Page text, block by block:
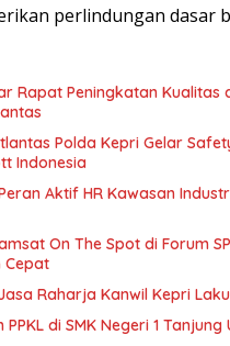
perlindungan dasar
Rapat Peningkatan
Polda Kepri Gelar
Indonesia
Aktif HR Kawasan
On The Spot di Forum
Cepat
Raharja Kanwil Kepri
di SMK Negeri 1 Tanjung